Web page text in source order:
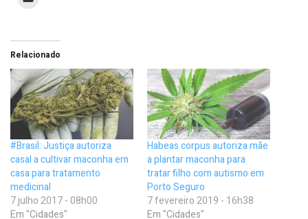
Relacionado
#Brasil: Justiça autoriza
casal a cultivar maconha em
casa para tratamento
medicinal
7 julho 2017 - 08h00
Em "Cidades"
Habeas corpus autoriza mãe
a plantar maconha para
tratar filho com autismo em
Porto Seguro
7 fevereiro 2019 - 16h38
Em "Cidades"